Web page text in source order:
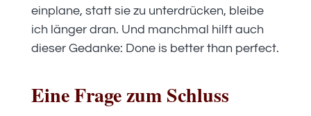
einplane, statt sie zu unterdrücken, bleibe
ich länger dran. Und manchmal hilft auch
dieser Gedanke: Done is better than perfect.
Eine Frage zum Schluss